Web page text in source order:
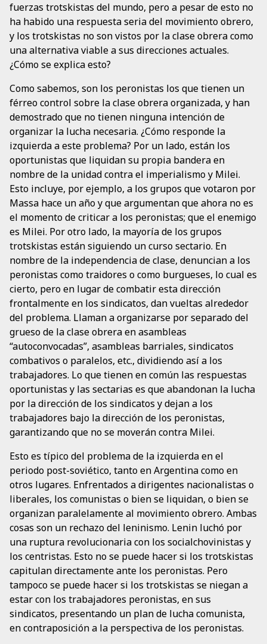
fuerzas trotskistas del mundo, pero a pesar de esto no
ha habido una respuesta seria del movimiento obrero,
y los trotskistas no son vistos por la clase obrera como
una alternativa viable a sus direcciones actuales.
¿Cómo se explica esto?
Como sabemos, son los peronistas los que tienen un
férreo control sobre la clase obrera organizada, y han
demostrado que no tienen ninguna intención de
organizar la lucha necesaria. ¿Cómo responde la
izquierda a este problema? Por un lado, están los
oportunistas que liquidan su propia bandera en
nombre de la unidad contra el imperialismo y Milei.
Esto incluye, por ejemplo, a los grupos que votaron por
Massa hace un año y que argumentan que ahora no es
el momento de criticar a los peronistas; que el enemigo
es Milei. Por otro lado, la mayoría de los grupos
trotskistas están siguiendo un curso sectario. En
nombre de la independencia de clase, denuncian a los
peronistas como traidores o como burgueses, lo cual es
cierto, pero en lugar de combatir esta dirección
frontalmente en los sindicatos, dan vueltas alrededor
del problema. Llaman a organizarse por separado del
grueso de la clase obrera en asambleas
“autoconvocadas”, asambleas barriales, sindicatos
combativos o paralelos, etc., dividiendo así a los
trabajadores. Lo que tienen en común las respuestas
oportunistas y las sectarias es que abandonan la lucha
por la dirección de los sindicatos y dejan a los
trabajadores bajo la dirección de los peronistas,
garantizando que no se moverán contra Milei.
Esto es típico del problema de la izquierda en el
periodo post-soviético, tanto en Argentina como en
otros lugares. Enfrentados a dirigentes nacionalistas o
liberales, los comunistas o bien se liquidan, o bien se
organizan paralelamente al movimiento obrero. Ambas
cosas son un rechazo del leninismo. Lenin luchó por
una ruptura revolucionaria con los socialchovinistas y
los centristas. Esto no se puede hacer si los trotskistas
capitulan directamente ante los peronistas. Pero
tampoco se puede hacer si los trotskistas se niegan a
estar con los trabajadores peronistas, en sus
sindicatos, presentando un plan de lucha comunista,
en contraposición a la perspectiva de los peronistas.